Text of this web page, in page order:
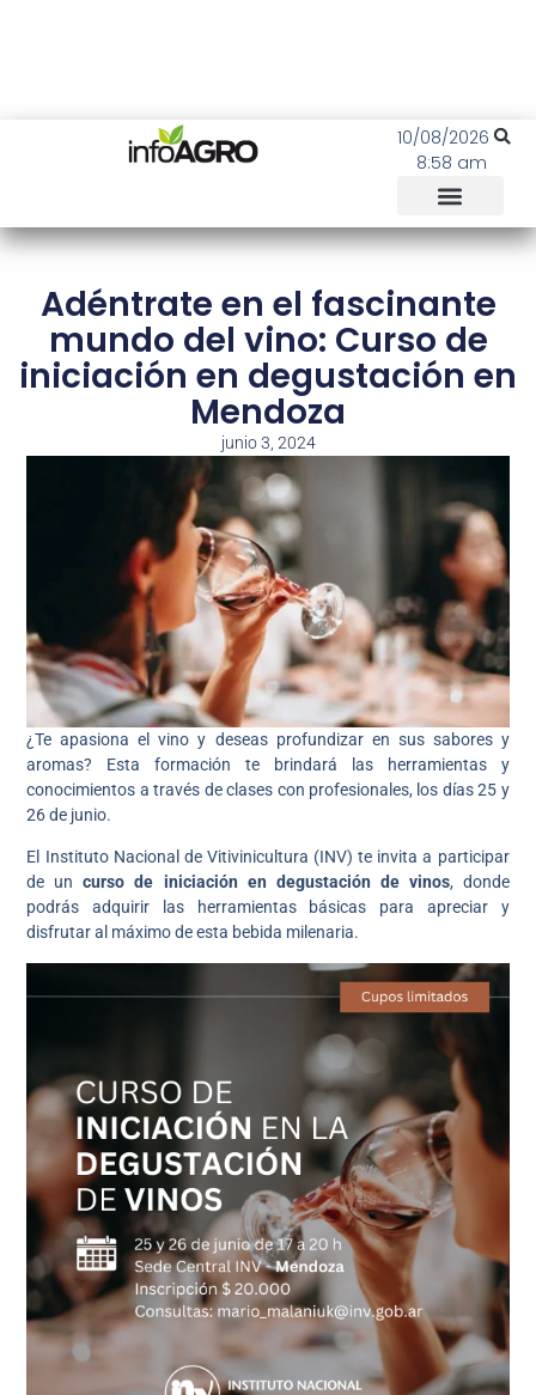
10/08/2026
8:58 am
Adéntrate en el fascinante
mundo del vino: Curso de
iniciación en degustación en
Mendoza
junio 3, 2024
¿Te apasiona el vino y deseas profundizar en sus sabores y
aromas? Esta formación te brindará las herramientas y
conocimientos a través de clases con profesionales, los días 25 y
26 de junio.
El Instituto Nacional de Vitivinicultura (INV) te invita a participar
de uncurso de iniciación en degustación de vinos, donde
podrás adquirir las herramientas básicas para apreciar y
disfrutar al máximo de esta bebida milenaria.